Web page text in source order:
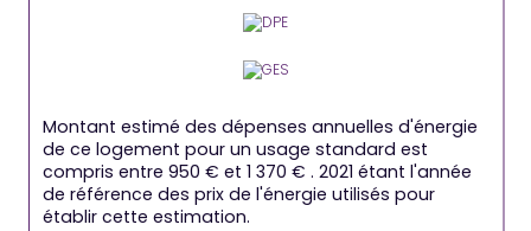
Montant estimé des dépenses annuelles d'énergie
de ce logement pour un usage standard est
compris entre 950 € et 1 370 € . 2021 étant l'année
de référence des prix de l'énergie utilisés pour
établir cette estimation.